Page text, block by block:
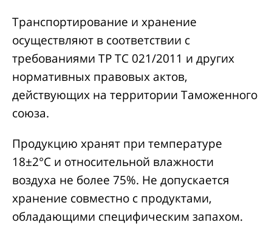
Транспортирование и хранение
осуществляют в соответствии с
требованиями ТР ТС 021/2011 и других
нормативных правовых актов,
действующих на территории Таможенного
союза.
Продукцию хранят при температуре
18±2°С и относительной влажности
воздуха не более 75%. Не допускается
хранение совместно с продуктами,
обладающими специфическим запахом.